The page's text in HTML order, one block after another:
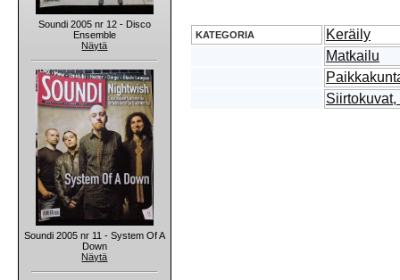
Soundi 2005 nr 12 - Disco
Ensemble
Näytä
Soundi 2005 nr 11 - System Of A
Down
Näytä
KATEGORIA
Keräily
Matkailu